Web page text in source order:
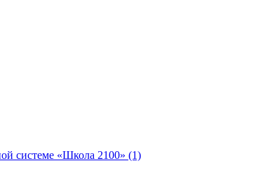
системе «Школа 2100» (1)